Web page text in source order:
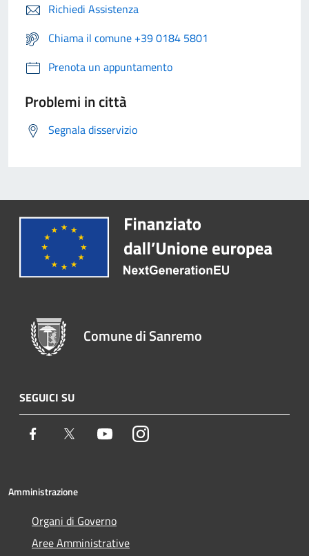
Richiedi Assistenza
Chiama il comune +39 0184 5801
Prenota un appuntamento
Problemi in città
Segnala disservizio
Comune di Sanremo
SEGUICI SU
Facebook Twitter YoutubeInstagram
Amministrazione
Organi di Governo
Aree Amministrative